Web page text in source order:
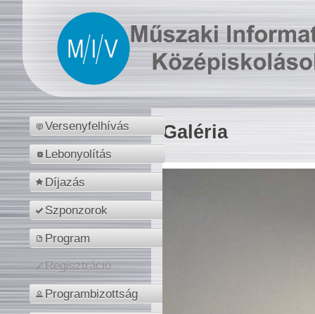
Versenyfelhívás
Lebonyolítás
Díjazás
Szponzorok
Program
Regisztráció
Programbizottság
Galéria